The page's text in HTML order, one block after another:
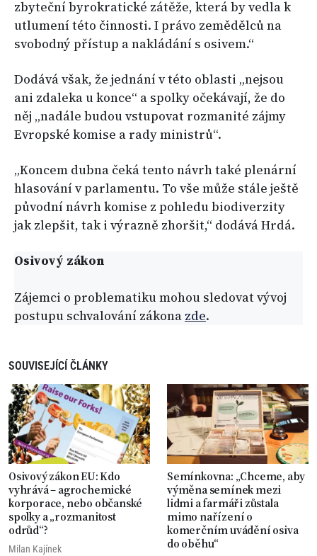
zbyteční byrokratické zátěže, která by vedla k
utlumení této činnosti. I právo zemědělců na
svobodný přístup a nakládání s osivem.“
Dodává však, že jednání v této oblasti „nejsou
ani zdaleka u konce“ a spolky očekávají, že do
něj „nadále budou vstupovat rozmanité zájmy
Evropské komise a rady ministrů“.
„Koncem dubna čeká tento návrh také plenární
hlasování v parlamentu. To vše může stále ještě
původní návrh komise z pohledu biodiverzity
jak zlepšit, tak i výrazně zhoršit,“ dodává Hrdá.
Osivový zákon
Zájemci o problematiku mohou sledovat vývoj
postupu schvalování zákona zde.
SOUVISEJÍCÍ ČLÁNKY
Osivový zákon EU: Kdo
vyhrává – agrochemické
korporace, nebo občanské
spolky a „rozmanitost
odrůd“?
Milan Kajínek
Semínkovna: „Chceme, aby
výměna semínek mezi
lidmi a farmáři zůstala
mimo nařízení o
komerčním uvádění osiva
do oběhu“